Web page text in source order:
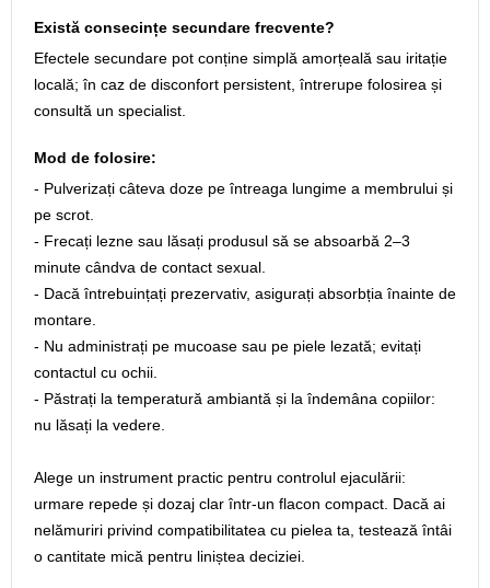
Există consecințe secundare frecvente?
Efectele secundare pot conține simplă amorțeală sau iritație
locală; în caz de disconfort persistent, întrerupe folosirea și
consultă un specialist.
Mod de folosire:
- Pulverizați câteva doze pe întreaga lungime a membrului și
pe scrot.
- Frecați lezne sau lăsați produsul să se absoarbă 2–3
minute cândva de contact sexual.
- Dacă întrebuințați prezervativ, asigurați absorbția înainte de
montare.
- Nu administrați pe mucoase sau pe piele lezată; evitați
contactul cu ochii.
- Păstrați la temperatură ambiantă și la îndemâna copiilor:
nu lăsați la vedere.
Alege un instrument practic pentru controlul ejaculării:
urmare repede și dozaj clar într-un flacon compact. Dacă ai
nelămuriri privind compatibilitatea cu pielea ta, testează întâi
o cantitate mică pentru liniștea deciziei.